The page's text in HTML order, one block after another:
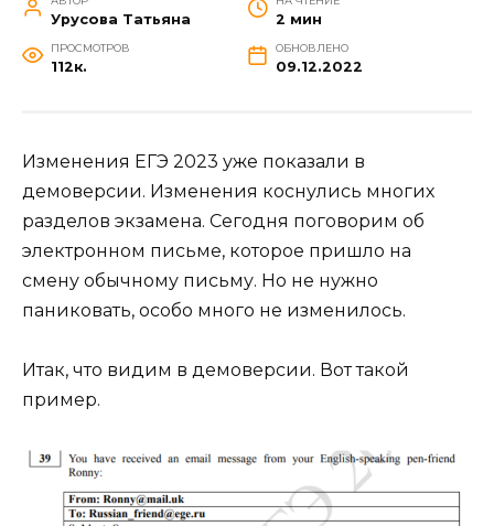
Урусова Татьяна 2 мин
ПРОСМОТРОВ
112к.
ОБНОВЛЕНО
09.12.2022
Изменения ЕГЭ 2023 уже показали в
демоверсии. Изменения коснулись многих
разделов экзамена. Сегодня поговорим об
электронном письме, которое пришло на
смену обычному письму. Но не нужно
паниковать, особо много не изменилось.
Итак, что видим в демоверсии. Вот такой
пример.